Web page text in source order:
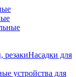
резакиНасадки для
устройства для